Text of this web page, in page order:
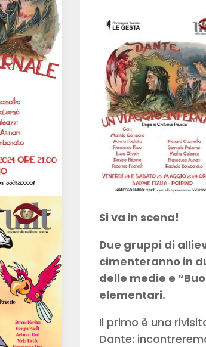
Si va in scena!
Due gruppi di
cimenteranno in
delle medie e
elementari.
Il primo è una
Dante: